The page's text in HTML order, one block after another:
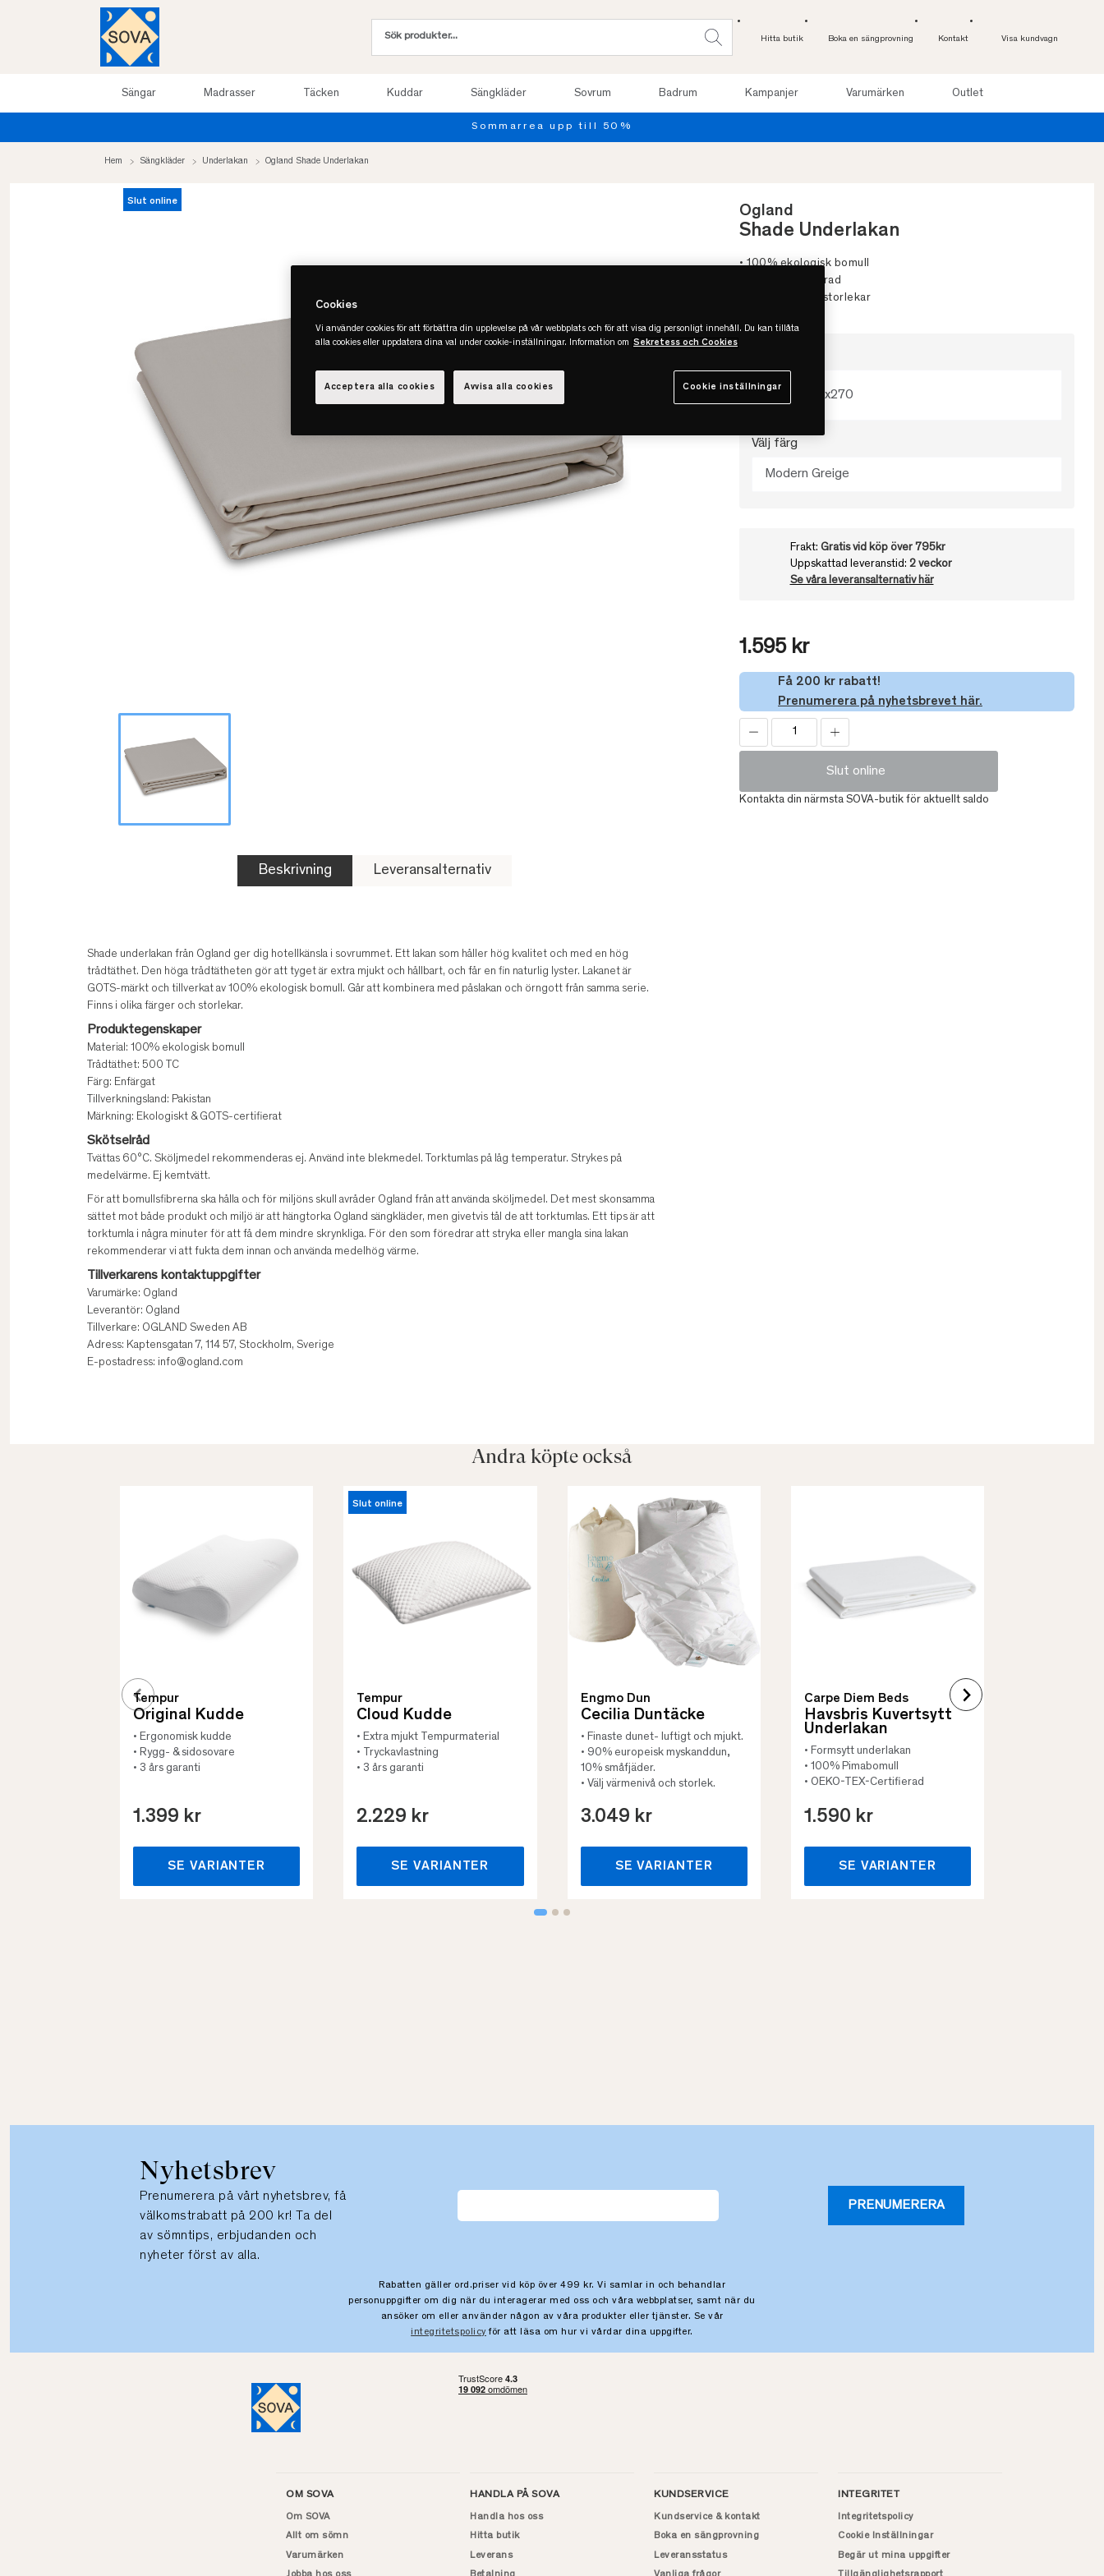
Hitta butik Boka en sängprovning Kontakt Visa kundvagn
Sängar Madrasser Täcken Kuddar Sängkläder Sovrum Badrum Kampanjer Varumärken Outlet
Hem Sängkläder Underlakan Ogland Shade Underlakan
Slut online
Ogland
Shade Underlakan
• 100% ekologisk bomull
• GOTS-certifierad
• Flera färger & storlekar
180x270
Välj färg
Modern Greige
Frakt: Gratis vid köp över 795kr
Uppskattad leveranstid: 2 veckor
Se våra leveransalternativ här
1.595 kr
Få 200 kr rabatt!
Prenumerera på nyhetsbrevet här.
Slut online
Kontakta din närmsta SOVA-butik för aktuellt saldo
Beskrivning Leveransalternativ
Shade underlakan från Ogland ger dig hotellkänsla i sovrummet. Ett lakan som håller hög kvalitet och med en hög
trådtäthet. Den höga trådtätheten gör att tyget är extra mjukt och hållbart, och får en fin naturlig lyster. Lakanet är
GOTS-märkt och tillverkat av 100% ekologisk bomull. Går att kombinera med påslakan och örngott från samma serie.
Finns i olika färger och storlekar.
Produktegenskaper
Material: 100% ekologisk bomull
Trådtäthet: 500 TC
Färg: Enfärgat
Tillverkningsland: Pakistan
Märkning: Ekologiskt & GOTS-certifierat
Skötselråd
Tvättas 60°C. Sköljmedel rekommenderas ej. Använd inte blekmedel. Torktumlas på låg temperatur. Strykes på
medelvärme. Ej kemtvätt.
För att bomullsfibrerna ska hålla och för miljöns skull avråder Ogland från att använda sköljmedel. Det mest skonsamma
sättet mot både produkt och miljö är att hängtorka Ogland sängkläder, men givetvis tål de att torktumlas. Ett tips är att
torktumla i några minuter för att få dem mindre skrynkliga. För den som föredrar att stryka eller mangla sina lakan
rekommenderar vi att fukta dem innan och använda medelhög värme.
Tillverkarens kontaktuppgifter
Varumärke: Ogland
Leverantör: Ogland
Tillverkare: OGLAND Sweden AB
Adress: Kaptensgatan 7, 114 57, Stockholm, Sverige
E-postadress: info@ogland.com
Andra köpte också
Tempur
Original Kudde
• Ergonomisk kudde
• Rygg- & sidosovare
• 3 års garanti
1.399 kr
SE VARIANTER
Slut online
Tempur
Cloud Kudde
• Extra mjukt Tempurmaterial
• Tryckavlastning
• 3 års garanti
2.229 kr
SE VARIANTER
Engmo Dun
Cecilia Duntäcke
• Finaste dunet- luftigt och mjukt.
• 90% europeisk myskanddun,
10% småfjäder.
• Välj värmenivå och storlek.
3.049 kr
SE VARIANTER
Carpe Diem Beds
Havsbris Kuvertsytt
Underlakan
• Formsytt underlakan
• 100% Pimabomull
• OEKO-TEX-Certifierad
1.590 kr
SE VARIANTER
Nyhetsbrev
Prenumerera på vårt nyhetsbrev, få
välkomstrabatt på 200 kr! Ta del
av sömntips, erbjudanden och
nyheter först av alla.
PRENUMERERA
Rabatten gäller ord.priser vid köp över 499 kr. Vi samlar in och behandlar
personuppgifter om dig när du interagerar med oss och våra webbplatser, samt när du
ansöker om eller använder någon av våra produkter eller tjänster. Se vår
integritetspolicy för att läsa om hur vi vårdar dina uppgifter.
OM SOVA
Om SOVA
Allt om sömn
Varumärken
HANDLA PÅ SOVA
Handla hos oss
Hitta butik
Leverans
KUNDSERVICE
Kundservice & kontakt
Boka en sängprovning
Leveransstatus
INTEGRITET
Integritetspolicy
Cookie Inställningar
Begär ut mina uppgifter
Cookies
Vi använder cookies för att förbättra din upplevelse på vår webbplats och för att visa dig personligt innehåll. Du kan tillåta
alla cookies eller uppdatera dina val under cookie-inställningar. Information om Sekretess och Cookies
Cookie inställningar
Avvisa alla cookies
Acceptera alla cookies